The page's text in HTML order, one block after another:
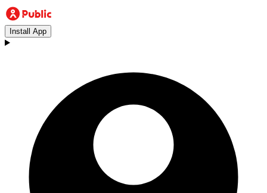
Install App